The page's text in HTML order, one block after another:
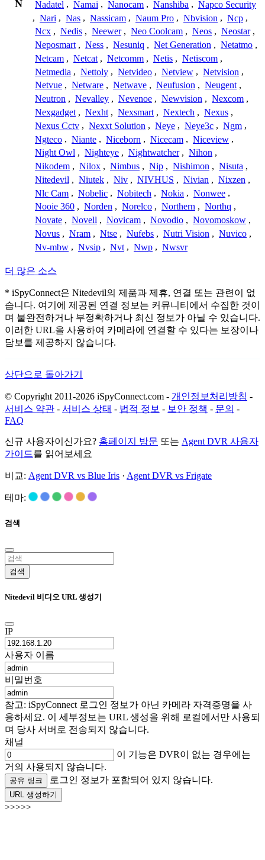
N Nadatel , Namai , Nanocam , Nanshiba , Napco Security
, Nari , Nas , Nassicam , Naum Pro , Nbvision , Ncp ,
Ncx , Nedis , Neewer , Neo Coolcam , Neos , Neostar ,
Neposmart , Ness , Nesuniq , Net Generation , Netatmo ,
Netcam , Netcat , Netcomm , Netis , Netiscom ,
Netmedia , Nettoly , Netvideo , Netview , Netvision ,
Netvue , Netware , Netwave , Neufusion , Neugent ,
Neutron , Nevalley , Nevenoe , Newvision , Nexcom ,
Nexgadget , Nexht , Nexsmart , Nextech , Nexus ,
Nexus Cctv , Nexxt Solution , Neye , Neye3c , Ngm ,
Ngteco , Niante , Niceborn , Nicecam , Niceview ,
Night Owl , Nighteye , Nightwatcher , Nihon ,
Nikodem , Nilox , Nimbus , Nip , Nishimon , Nisuta ,
Nitedevil , Niutek , Niv , NIVHUS , Nivian , Nixzen ,
Nlc Cam , Nobelic , Nobitech , Nokia , Nonwee ,
Nooie 360 , Norden , Norelco , Northern , Northq ,
Novate , Novell , Novicam , Novodio , Novomoskow ,
Novus , Nram , Ntse , Nufebs , Nutri Vision , Nuvico ,
Nv-mbw , Nvsip , Nvt , Nwp , Nwsvr
더 많은 소스
* iSpyConnect은 Nitedevil의 제품과 제휴, 연결 또는 관련이 없
습니다. 여기에 제공된 연결 정보는 커뮤니티에서 수집한 것이
며 불완전하거나 부정확하거나 최신 정보가 아닐 수 있습니다.
이러한 URL을 사용하여 카메라에 연결할 수 있다는 보장이나
담보를 제공하지 않습니다.
상단으로 돌아가기
© Copyright 2011-2026 iSpyConnect.com - 개인정보처리방침 -
서비스 약관 - 서비스 상태 - 법적 정보 - 보안 정책 - 문의 -
FAQ
신규 사용자이신가요? 홈페이지 방문 또는 Agent DVR 사용자
가이드를 읽어보세요
비교: Agent DVR vs Blue Iris · Agent DVR vs Frigate
테마:
검색
검색
Nitedevil 비디오 URL 생성기
IP
사용자 이름
비밀번호
참고: iSpyConnect 로그인 정보가 아닌 카메라 자격증명을 사
용하세요. 이 세부정보는 URL 생성을 위해 로컬에서만 사용되
며 당사 서버로 전송되지 않습니다.
채널
이 기능은 DVR이 없는 경우에는
거의 사용되지 않습니다.
공유 링크 로그인 정보가 포함되어 있지 않습니다.
URL 생성하기
>>>>>